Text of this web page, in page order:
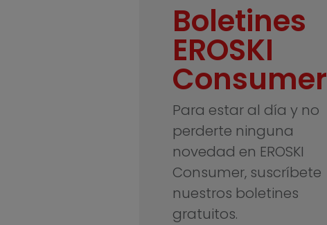
Boletines
EROSKI
Consumer
Para estar al día y no
perderte ninguna
novedad en EROSKI
Consumer, suscríbete
nuestros boletines
gratuitos.